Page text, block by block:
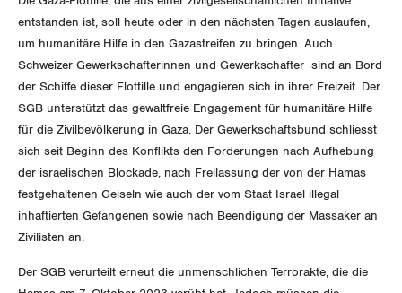
Bestellformular
GREMIEN
Feministische Kommission
Jugendkommission
Migrationskommission
ZENTRALSEKRETARIAT
KANTONALE BÜNDE
Bern
ANGESCHLOSSENE VERBÄNDE
OFFENE STELLEN
Publikationen
Artikel
Medienmitteilungen
Dossier
Vernehmlassungen
Blog
Kontakt
entstanden ist, soll heute oder in den nächsten Tagen auslaufen,
um humanitäre Hilfe in den Gazastreifen zu bringen. Auch
Schweizer Gewerkschafterinnen und Gewerkschafter sind an Bord
der Schiffe dieser Flottille und engagieren sich in ihrer Freizeit. Der
SGB unterstützt das gewaltfreie Engagement für humanitäre Hilfe
für die Zivilbevölkerung in Gaza. Der Gewerkschaftsbund schliesst
sich seit Beginn des Konflikts den Forderungen nach Aufhebung
der israelischen Blockade, nach Freilassung der von der Hamas
festgehaltenen Geiseln wie auch der vom Staat Israel illegal
inhaftierten Gefangenen sowie nach Beendigung der Massaker an
Zivilisten an.
Der SGB verurteilt erneut die unmenschlichen Terrorakte, die die